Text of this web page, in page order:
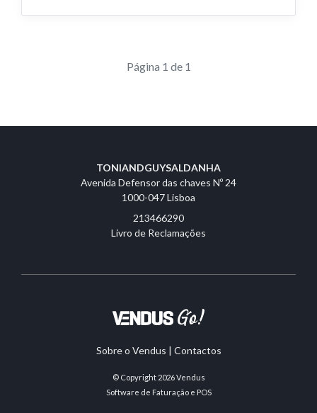
Página 1 de 1
TONIANDGUYSALDANHA
Avenida Defensor das chaves Nº 24
1000-047 Lisboa
213466290
Livro de Reclamações
Sobre o Vendus | Contactos
© Copyright 2026Vendus
Software de Faturação e POS